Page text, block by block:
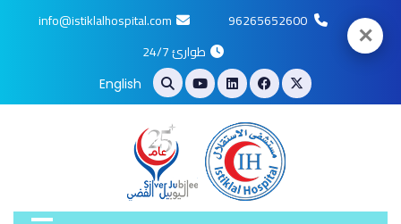
96265652600
info@istiklalhospital.com
طوارئ 24/7
English
✕